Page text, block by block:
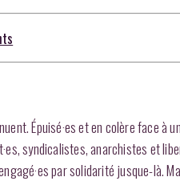
Épuisé·es et en colère face à
syndicalistes, anarchistes et
par solidarité jusque-là.